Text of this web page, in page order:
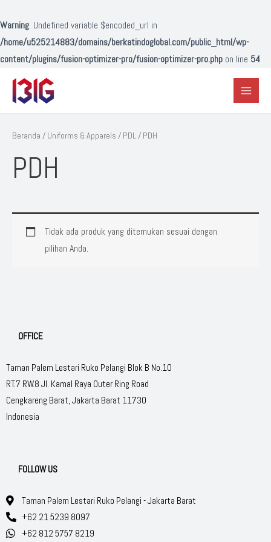
Warning: Undefined variable $encoded_url in
/home/u525214883/domains/berkatindoglobal.com/public_html/wp-
content/plugins/fusion-optimizer-pro/fusion-optimizer-pro.php on line 54
ke
konten
Main
Menu
Beranda / Uniforms & Apparels / PDL/ PDH
PDH
Tidak ada produk yang ditemukan sesuai dengan
pilihan Anda.
OFFICE
Taman Palem Lestari Ruko Pelangi Blok B No.10
RT.7 RW.8 Jl. Kamal Raya Outer Ring Road
Cengkareng Barat, Jakarta Barat 11730
Indonesia
FOLLOW US
Taman Palem Lestari Ruko Pelangi - Jakarta Barat
+62 21 5239 8097
+62 812 5757 8219